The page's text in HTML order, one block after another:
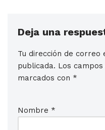
Deja una
Tu dirección de correo
publicada. Los
marcados con *
Nombre *